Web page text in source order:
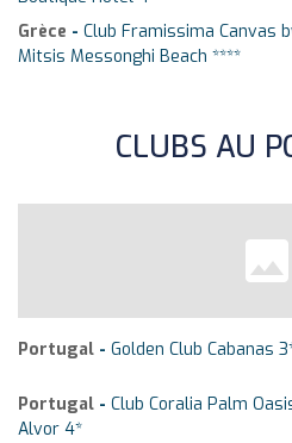
Grèce - Club Framissima Canvas
Mitsis Messonghi Beach ****
CLUBS AU
Portugal - Golden Club Cabanas
Portugal - Club Coralia Palm
Alvor 4*